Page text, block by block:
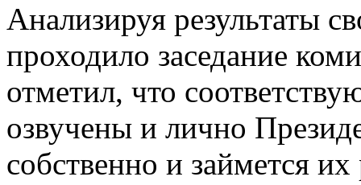
Анализируя результаты
проходило заседание
отметил, что
озвучены и лично
собственно и займется